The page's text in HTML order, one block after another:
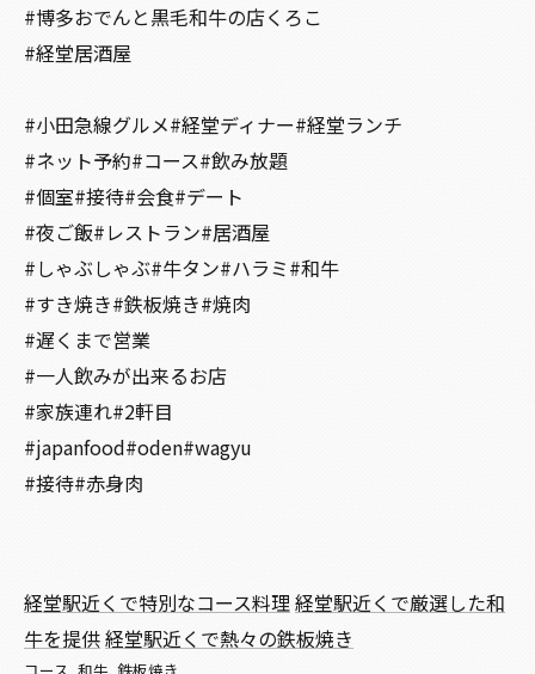
#博多おでんと黒毛和牛の店くろこ
#経堂居酒屋
#小田急線グルメ#経堂ディナー#経堂ランチ
#ネット予約#コース#飲み放題
#個室#接待#会食#デート
#夜ご飯#レストラン#居酒屋
#しゃぶしゃぶ#牛タン#ハラミ#和牛
#すき焼き#鉄板焼き#焼肉
#遅くまで営業
#一人飲みが出来るお店
#家族連れ#2軒目
#japanfood#oden#wagyu
#接待#赤身肉
経堂駅近くで特別なコース料理経堂駅近くで厳選した和
牛を提供経堂駅近くで熱々の鉄板焼き